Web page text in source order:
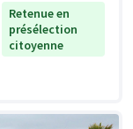
Retenue en
présélection
citoyenne